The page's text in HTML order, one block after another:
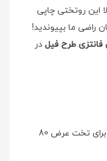
این روتختی چاپی
راضی ما بپیوندید!
فانتزی طرح فیل در
1 عدد لحاف با ابعاد 150×220 (مناسب برای تخت عرض 80